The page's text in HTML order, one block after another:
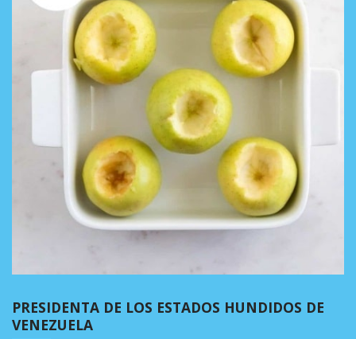
PRESIDENTA DE LOS ESTADOS HUNDIDOS DE
VENEZUELA